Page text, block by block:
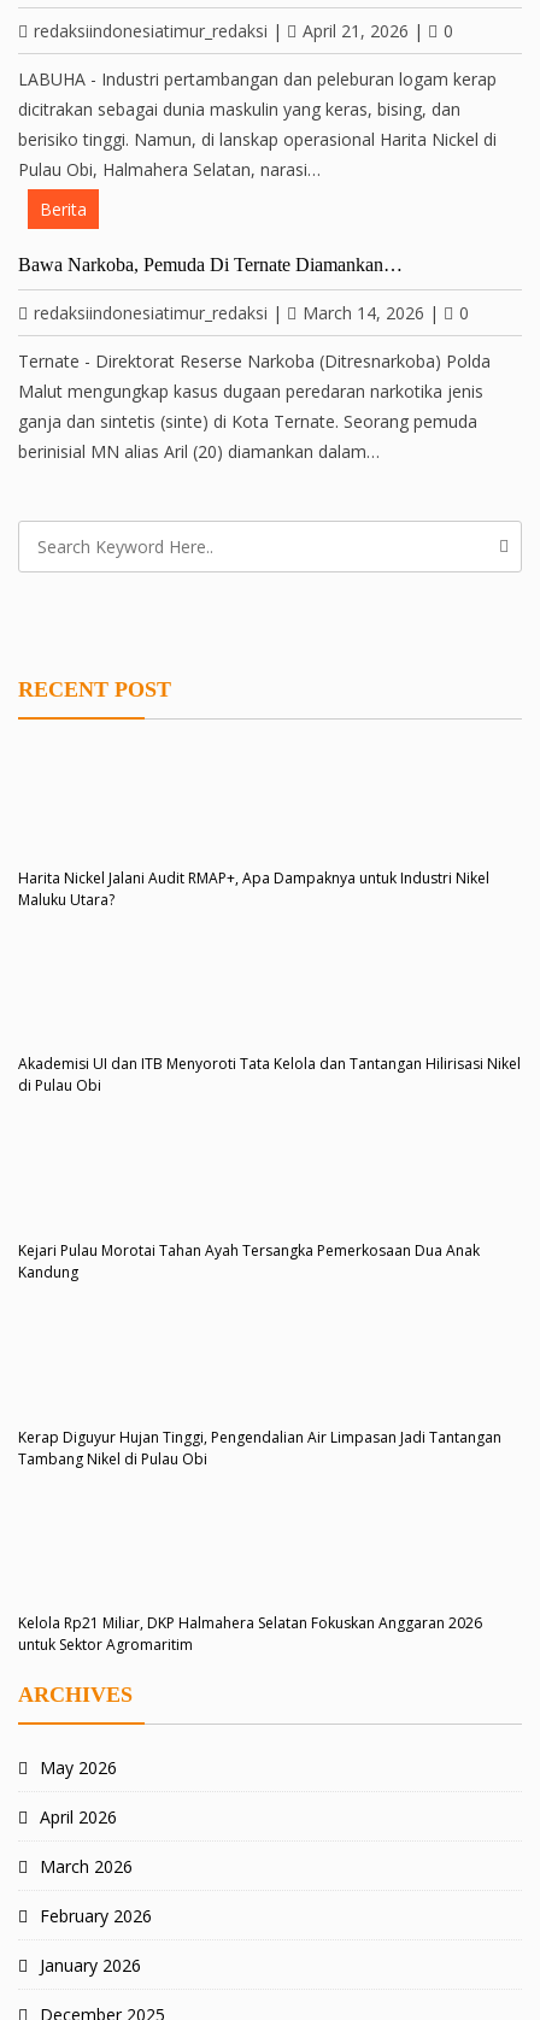
redaksiindonesiatimur_redaksi | April 21, 2026 | 0
LABUHA - Industri pertambangan dan peleburan logam kerap
dicitrakan sebagai dunia maskulin yang keras, bising, dan
berisiko tinggi. Namun, di lanskap operasional Harita Nickel di
Pulau Obi, Halmahera Selatan, narasi…
Berita
Bawa Narkoba, Pemuda Di Ternate Diamankan…
redaksiindonesiatimur_redaksi | March 14, 2026 | 0
Ternate - Direktorat Reserse Narkoba (Ditresnarkoba) Polda
Malut mengungkap kasus dugaan peredaran narkotika jenis
ganja dan sintetis (sinte) di Kota Ternate. Seorang pemuda
berinisial MN alias Aril (20) diamankan dalam…
RECENT POST
Harita Nickel Jalani Audit RMAP+, Apa Dampaknya untuk Industri Nikel
Maluku Utara?
Akademisi UI dan ITB Menyoroti Tata Kelola dan Tantangan Hilirisasi Nikel
di Pulau Obi
Kejari Pulau Morotai Tahan Ayah Tersangka Pemerkosaan Dua Anak
Kandung
Kerap Diguyur Hujan Tinggi, Pengendalian Air Limpasan Jadi Tantangan
Tambang Nikel di Pulau Obi
Kelola Rp21 Miliar, DKP Halmahera Selatan Fokuskan Anggaran 2026
untuk Sektor Agromaritim
ARCHIVES
May 2026
April 2026
March 2026
February 2026
January 2026
December 2025